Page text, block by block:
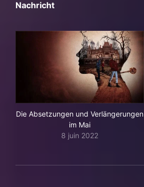
Nachricht
Die Absetzungen und Verlängerungen
im Mai
8 juin 2022